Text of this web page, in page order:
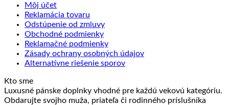
Môj účet
Reklamácia tovaru
Odstúpenie od zmluvy
Obchodné podmienky
Reklamačné podmienky
Zásady ochrany osobných údajov
Alternatívne riešenie sporov
Kto sme
Luxusné pánske doplnky vhodné pre každú vekovú kategóriu.
Obdarujte svojho muža, priateľa či rodinného príslušníka